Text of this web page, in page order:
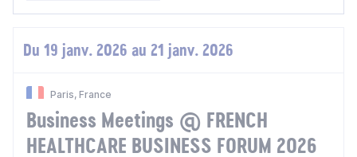
Du 19 janv. 2026 au 21 janv. 2026
Paris, France
Business Meetings @ FRENCH
HEALTHCARE BUSINESS FORUM 2026